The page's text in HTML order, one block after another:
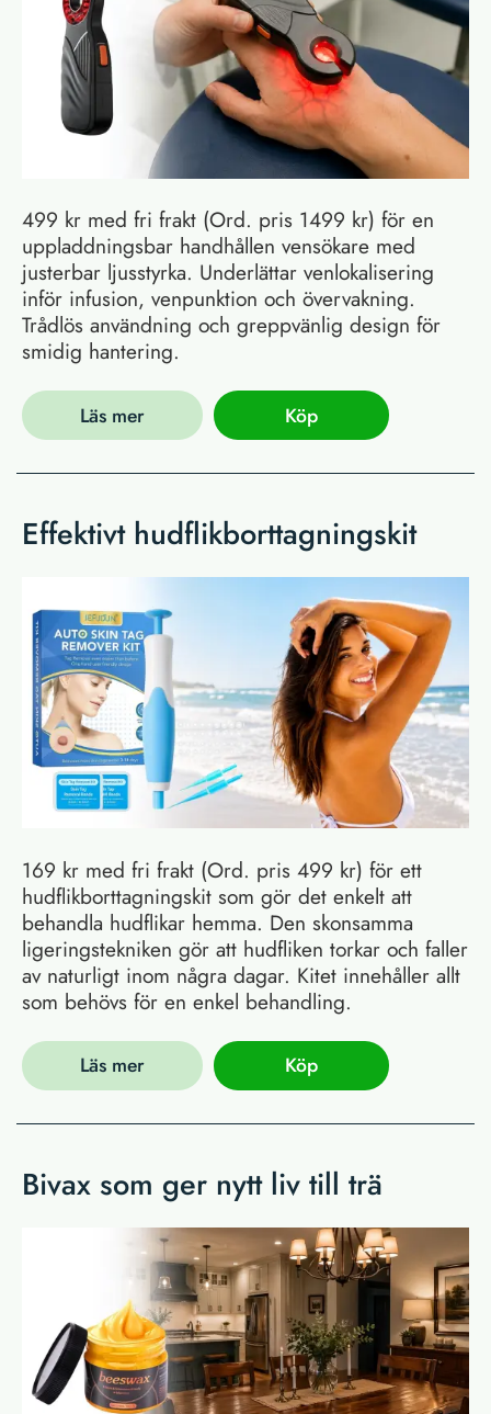
499 kr med fri frakt (Ord. pris 1499 kr) för en
uppladdningsbar handhållen vensökare med
justerbar ljusstyrka. Underlättar venlokalisering
inför infusion, venpunktion och övervakning.
Trådlös användning och greppvänlig design för
smidig hantering.
Läs mer Köp
Effektivt hudflikborttagningskit
169 kr med fri frakt (Ord. pris 499 kr) för ett
hudflikborttagningskit som gör det enkelt att
behandla hudflikar hemma. Den skonsamma
ligeringstekniken gör att hudfliken torkar och faller
av naturligt inom några dagar. Kitet innehåller allt
som behövs för en enkel behandling.
Läs mer Köp
Bivax som ger nytt liv till trä